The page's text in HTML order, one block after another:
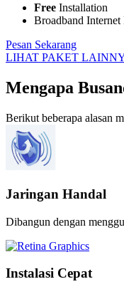
Free Installation
Broadband
Pesan Sekarang
LIHAT PAKET
Mengapa
Berikut beberapa alasan
Jaringan Handal
Dibangun dengan
Instalasi Cepat